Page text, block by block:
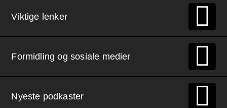
Viktige lenker
Formidling og sosiale medier
Nyeste podkaster